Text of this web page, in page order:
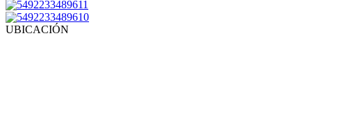
5492233489611
5492233489610
UBICACIÓN